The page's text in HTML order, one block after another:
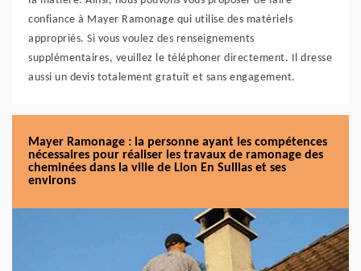
confiance à Mayer Ramonage qui utilise des matériels
appropriés. Si vous voulez des renseignements
supplémentaires, veuillez le téléphoner directement. Il dresse
aussi un devis totalement gratuit et sans engagement.
Mayer Ramonage : la personne ayant les compétences
nécessaires pour réaliser les travaux de ramonage des
cheminées dans la ville de Lion En Sullias et ses
environs